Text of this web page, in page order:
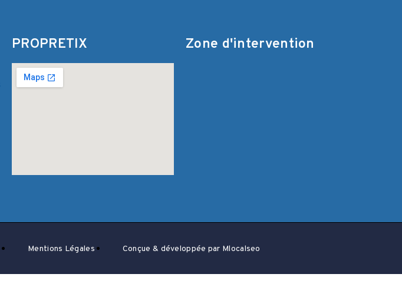
PROPRETIX Zone d'intervention
Mentions Légales Conçue & développée par Mlocalseo